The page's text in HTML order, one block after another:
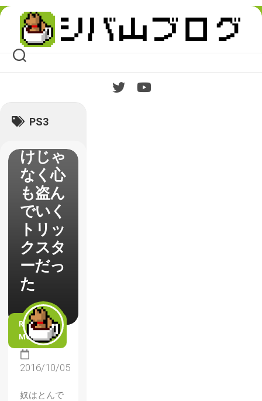
Skip
content
PS3
ソナ
5】レ
ビュ
ー
怪盗
団」は
けじゃ
なく心
も盗ん
でいく
トリッ
クスタ
ーだっ
た
READ
MORE
2016/10/05
奴はとんで